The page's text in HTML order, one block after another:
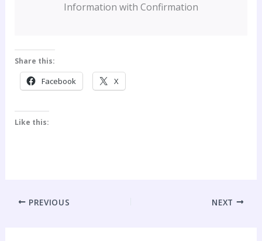
Information with Confirmation
Share this:
Facebook X
Like this:
PREVIOUS NEXT